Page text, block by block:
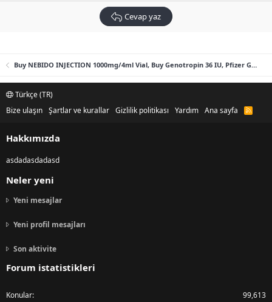
Cevap yaz
Buy NEBIDO INJECTION 1000mg/4ml Vial, Buy Genotropin 36 IU, Pfizer Genotropin Pen 12mg (36iu), Humatrope lilly 36IU
Türkçe (TR)
Bize ulaşın Şartlar ve kurallar Gizlilik politikası Yardım Ana sayfa
R
Hakkımızda
asdadasdadasd
Neler yeni
Yeni mesajlar
Yeni profil mesajları
Son aktivite
Forum istatistikleri
Konular 99,613